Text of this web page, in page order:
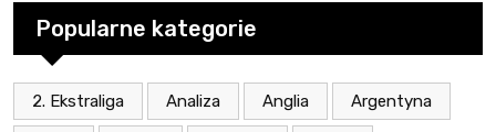
Popularne kategorie
2. Ekstraliga Analiza Anglia Argentyna